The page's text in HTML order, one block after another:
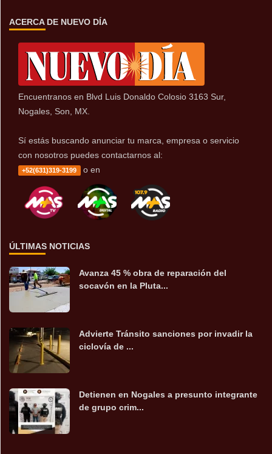
ACERCA DE NUEVO DÍA
Encuentranos en Blvd Luis Donaldo Colosio 3163 Sur,
Nogales, Son, MX.
Sí estás buscando anunciar tu marca, empresa o servicio
con nosotros puedes contactarnos al:
+52(631)319-3199 o en
ÚLTIMAS NOTICIAS
Avanza 45 % obra de reparación del
socavón en la Pluta...
Advierte Tránsito sanciones por invadir la
ciclovía de ...
Detienen en Nogales a presunto integrante
de grupo crim...